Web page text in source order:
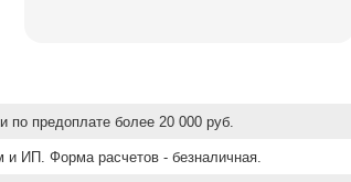
по предоплате более 20 000 руб.
ИП. Форма расчетов - безналичная.